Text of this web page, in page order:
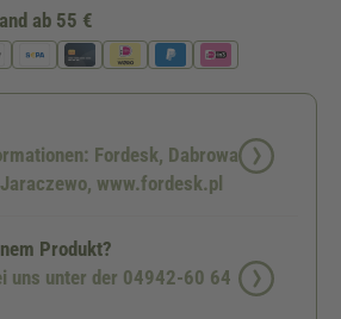
ab 55 €
Fordesk, Dabrowa
www.fordesk.pl
Produkt?
uns unter der 04942-60 64